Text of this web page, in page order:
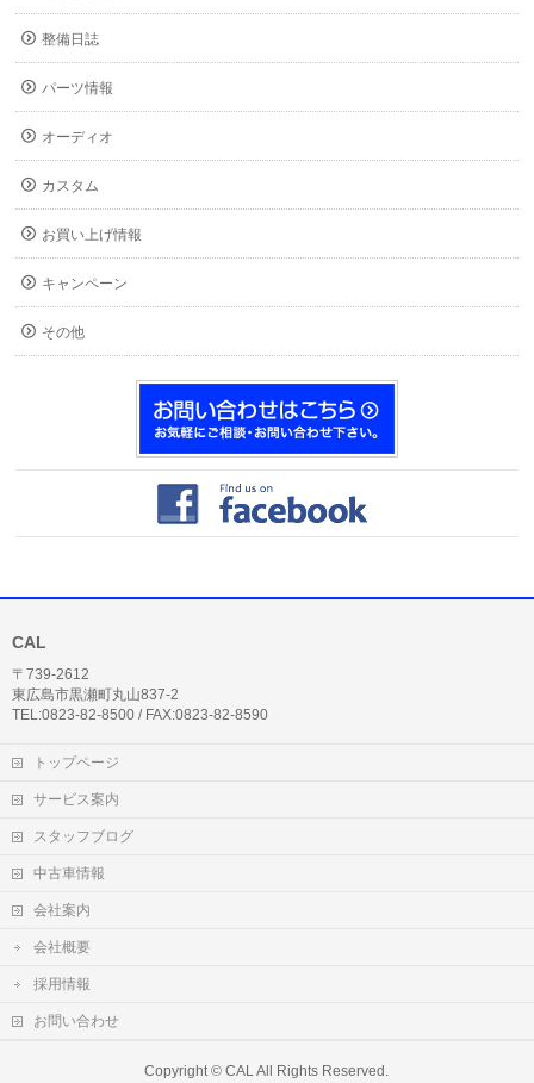
整備日誌
パーツ情報
オーディオ
カスタム
お買い上げ情報
キャンペーン
その他
CAL
〒739-2612
東広島市黒瀬町丸山837-2
TEL:0823-82-8500 / FAX:0823-82-8590
トップページ
サービス案内
スタッフブログ
中古車情報
会社案内
会社概要
採用情報
お問い合わせ
Copyright ©CALAll Rights Reserved.